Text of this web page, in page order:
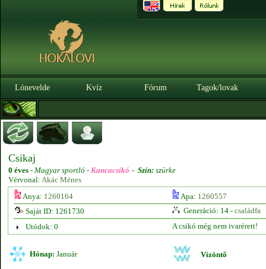
Lónevelde Kvíz Fórum Tagok/lovak
Csikaj
0 éves - Magyar sportló - Kancacsikó - Szín: szürke
Vérvonal: Akác Ménes
Anya: 1260164 Apa: 1260557
Saját ID: 1261730
Generáció: 14 - családfa
Utódok: 0
A csikó még nem ivarérett!
Hónap: Január Vízöntő